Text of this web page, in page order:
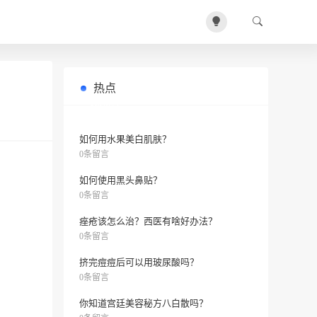
热点
如何用水果美白肌肤？
0条留言
如何使用黑头鼻贴？
0条留言
痤疮该怎么治？西医有啥好办法？
0条留言
挤完痘痘后可以用玻尿酸吗？
0条留言
你知道宫廷美容秘方八白散吗？